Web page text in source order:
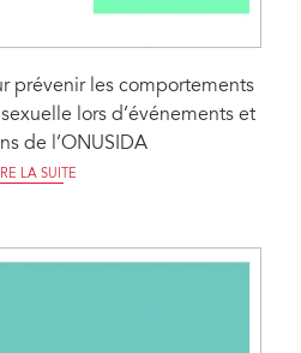
prévenir les comportements
lors d’événements et
de l’ONUSIDA
LA SUITE